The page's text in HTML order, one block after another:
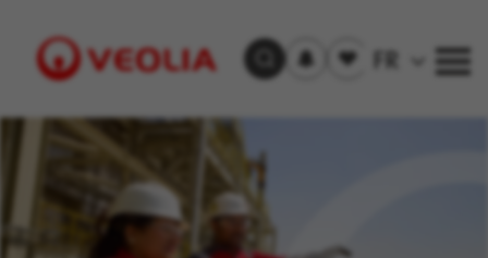
Visit
Trouver un emploi
aux
Offre(s)
sauvegardée(s)
FR